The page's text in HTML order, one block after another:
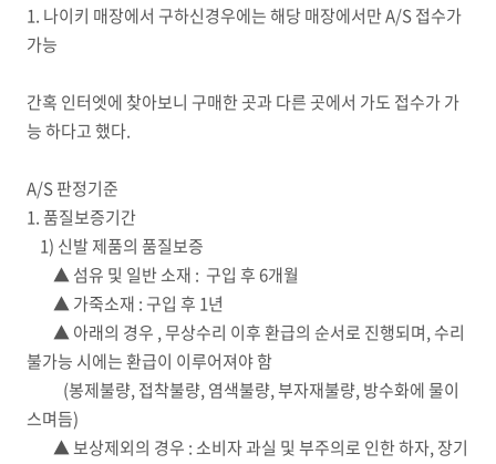
1. 나이키 매장에서 구하신경우에는 해당 매장에서만 A/S 접수가
가능
간혹 인터엣에 찾아보니 구매한 곳과 다른 곳에서 가도 접수가 가
능 하다고 했다.
A/S 판정기준
1. 품질보증기간
1) 신발 제품의 품질보증
▲ 섬유 및 일반 소재 : 구입 후 6개월
▲ 가죽소재 : 구입 후 1년
▲ 아래의 경우 , 무상수리 이후 환급의 순서로 진행되며, 수리
불가능 시에는 환급이 이루어져야 함
(봉제불량, 접착불량, 염색불량, 부자재불량, 방수화에 물이
스며듬)
▲ 보상제외의 경우 : 소비자 과실 및 부주의로 인한 하자, 장기